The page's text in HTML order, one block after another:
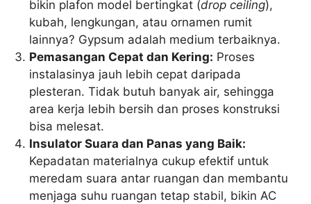
bikin plafon model bertingkat (drop ceiling),
kubah, lengkungan, atau ornamen rumit
lainnya? Gypsum adalah medium terbaiknya.
Pemasangan Cepat dan Kering: Proses
instalasinya jauh lebih cepat daripada
plesteran. Tidak butuh banyak air, sehingga
area kerja lebih bersih dan proses konstruksi
bisa melesat.
Insulator Suara dan Panas yang Baik:
Kepadatan materialnya cukup efektif untuk
meredam suara antar ruangan dan membantu
menjaga suhu ruangan tetap stabil, bikin AC